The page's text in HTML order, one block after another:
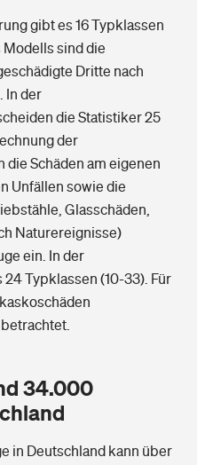
gibt es 16 Typklassen
Modells sind die
Dritte nach
In der
die Statistiker 25
der
Schäden am eigenen
Unfällen sowie die
Glasschäden,
Naturereignisse)
ein. In der
Typklassen (10-33). Für
34.000
in Deutschland kann über